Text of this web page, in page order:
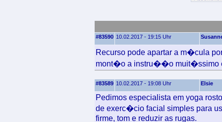
#83590 10.02.2017 - 19:15 Uhr
Recurso pode apartar a m�cula
mont�o a instru��o muit�ssimo
#83589 10.02.2017 - 19:08 Uhr Elsie
Pedimos especialista em yoga
de exerc�cio facial simples para
firme, tom e reduzir as rugas.